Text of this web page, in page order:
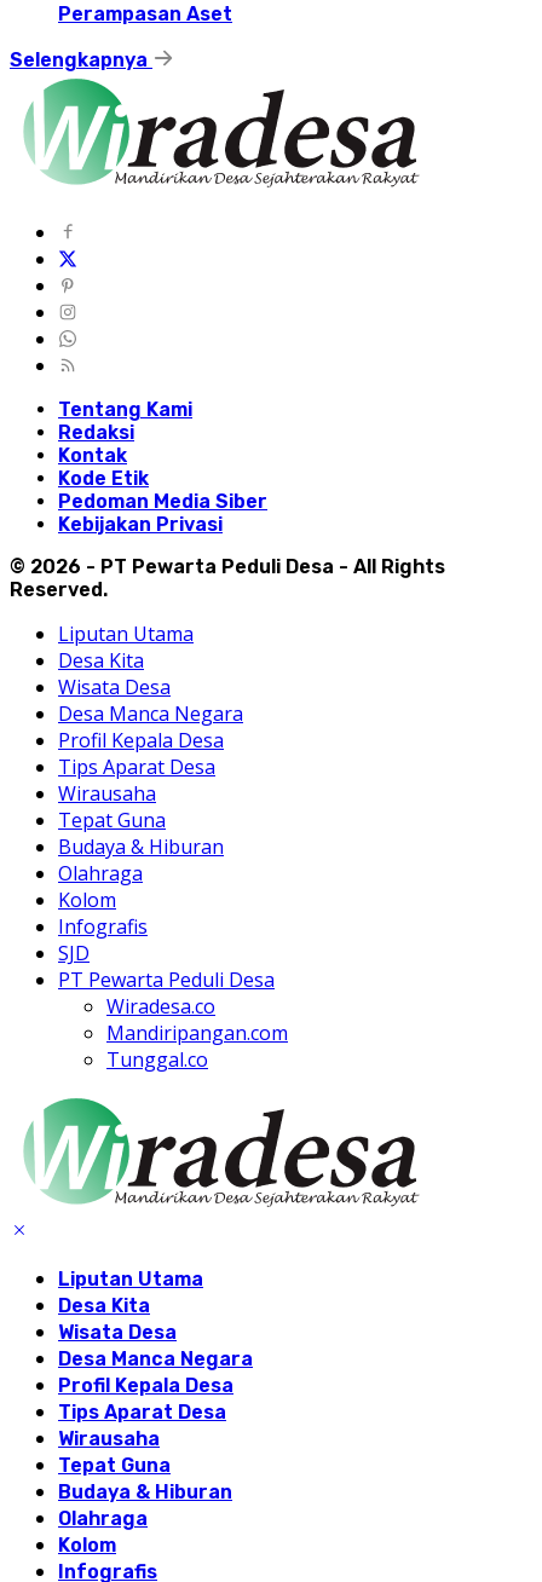
Perampasan Aset
Selengkapnya
Tentang Kami
Redaksi
Kontak
Kode Etik
Pedoman Media Siber
Kebijakan Privasi
© 2026 - PT Pewarta Peduli Desa - All Rights
Reserved.
Liputan Utama
Desa Kita
Wisata Desa
Desa Manca Negara
Profil Kepala Desa
Tips Aparat Desa
Wirausaha
Tepat Guna
Budaya & Hiburan
Olahraga
Kolom
Infografis
SJD
PT Pewarta Peduli Desa
Wiradesa.co
Mandiripangan.com
Tunggal.co
Liputan Utama
Desa Kita
Wisata Desa
Desa Manca Negara
Profil Kepala Desa
Tips Aparat Desa
Wirausaha
Tepat Guna
Budaya & Hiburan
Olahraga
Kolom
Infografis